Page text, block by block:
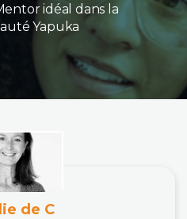
idéal dans la
Yapuka
de C